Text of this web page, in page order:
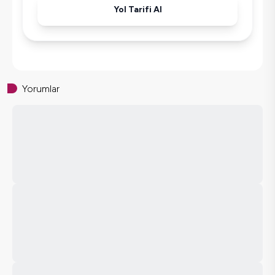
Yol Tarifi Al
Yorumlar